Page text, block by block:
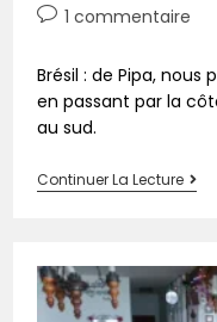
1 commentaire
Brésil : de Pipa,
en passant par la
au sud.
Continuer La Lecture